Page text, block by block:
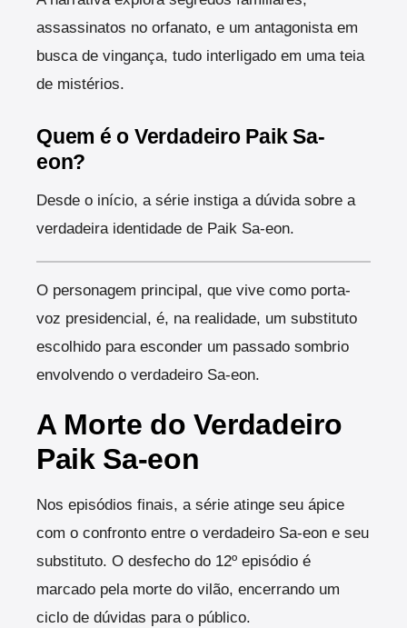
assassinatos no orfanato, e um antagonista em
busca de vingança, tudo interligado em uma teia
de mistérios.
Quem é o Verdadeiro Paik Sa-
eon?
Desde o início, a série instiga a dúvida sobre a
verdadeira identidade de Paik Sa-eon.
O personagem principal, que vive como porta-
voz presidencial, é, na realidade, um substituto
escolhido para esconder um passado sombrio
envolvendo o verdadeiro Sa-eon.
A Morte do Verdadeiro
Paik Sa-eon
Nos episódios finais, a série atinge seu ápice
com o confronto entre o verdadeiro Sa-eon e seu
substituto. O desfecho do 12º episódio é
marcado pela morte do vilão, encerrando um
ciclo de dúvidas para o público.